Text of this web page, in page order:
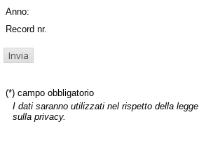
Anno:
Record nr.
(*) campo obbligatorio
I dati saranno utilizzati nel rispetto della legge
sulla privacy.